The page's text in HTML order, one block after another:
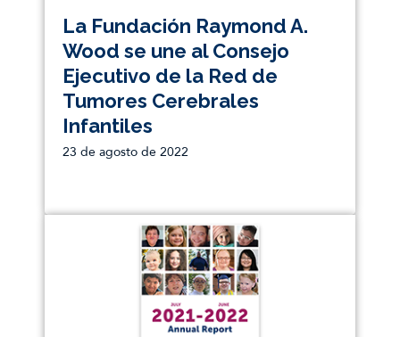
La Fundación Raymond A.
Wood se une al Consejo
Ejecutivo de la Red de
Tumores Cerebrales
Infantiles
23 de agosto de 2022